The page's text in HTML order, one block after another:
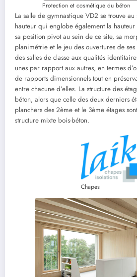
Protection et cosmétique du béton
La salle de gymnastique VD2 se trouve au
hauteur qui englobe également la hauteur
sa position pivot au sein de ce site, sa
planimétrie et le jeu des ouvertures de
des salles de classe aux qualités
unes par rapport aux autres, en termes
de rapports dimensionnels tout en
entre chacune d’elles. La structure des
béton, alors que celle des deux derniers
planchers des 2ème et le 3ème étages
structure mixte bois-béton.
Chapes